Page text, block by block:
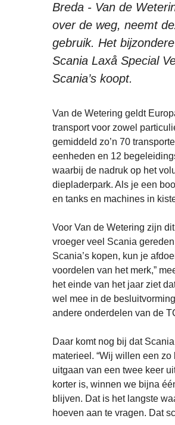
Breda - Van de
over de weg, neemt
gebruik. Het
Scania Laxå Special
Scania’s koopt.
Van de Wetering geldt
transport voor zowel
gemiddeld zo’n 70
eenheden en 12
waarbij de nadruk op het
diepladerpark. Als je een
en tanks en machines in
Voor Van de Wetering zijn
vroeger veel Scania
Scania’s kopen, kun je
voordelen van het merk,”
het einde van het jaar ziet
wel mee in de
andere onderdelen van de
Daar komt nog bij dat
materieel. “Wij willen een
uitgaan van een twee keer
korter is, winnen we bijna
blijven. Dat is het langste
hoeven aan te vragen. Dat